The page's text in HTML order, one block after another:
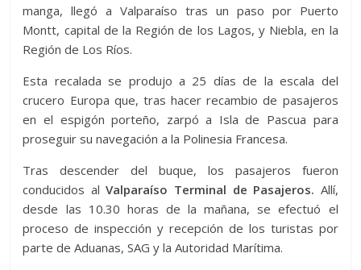
manga, llegó a Valparaíso tras un paso por Puerto
Montt, capital de la Región de los Lagos, y Niebla, en la
Región de Los Ríos.
Esta recalada se produjo a 25 días de la escala del
crucero Europa que, tras hacer recambio de pasajeros
en el espigón porteño, zarpó a Isla de Pascua para
proseguir su navegación a la Polinesia Francesa.
Tras descender del buque, los pasajeros fueron
conducidos alValparaíso Terminal de Pasajeros. Allí,
desde las 10.30 horas de la mañana, se efectuó el
proceso de inspección y recepción de los turistas por
parte de Aduanas, SAG y la Autoridad Marítima.